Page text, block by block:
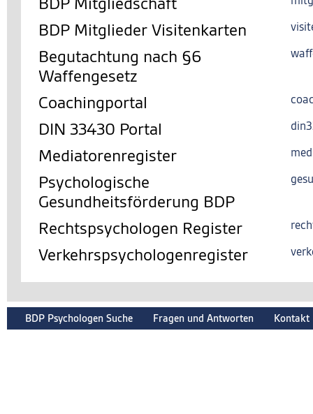
BDP Mitglieder Visitenkarten
Begutachtung nach §6
Waffengesetz
Coachingportal
DIN 33430 Portal
Mediatorenregister
Psychologische
Gesundheitsförderung BDP
Rechtspsychologen Register
Verkehrspsychologenregister
BDP Psychologen Suche Fragen und Antworten Kontakt